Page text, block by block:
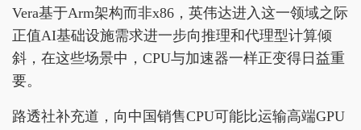
Vera基于Arm架构而非x86，英伟达进入这一领域之际
正值AI基础设施需求进一步向推理和代理型计算倾
斜，在这些场景中，CPU与加速器一样正变得日益重
要。
路透社补充道，向中国销售CPU可能比运输高端GPU